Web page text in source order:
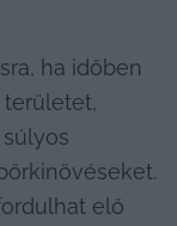
ha időben
területet,
elő